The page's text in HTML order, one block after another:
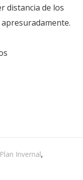
distancia de los
Plan Invernal,